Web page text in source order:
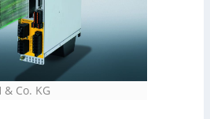
Co. KG